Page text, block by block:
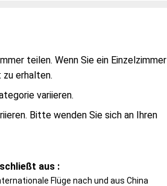
teilen. Wenn Sie ein Einzelzimmer
zu erhalten.
variieren.
Bitte wenden Sie sich an Ihren
aus :
Flüge nach und aus China